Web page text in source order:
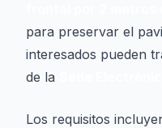
para preservar el
interesados pueden
de la
Los requisitos